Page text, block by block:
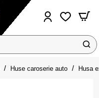
Huse caroserie auto Husa